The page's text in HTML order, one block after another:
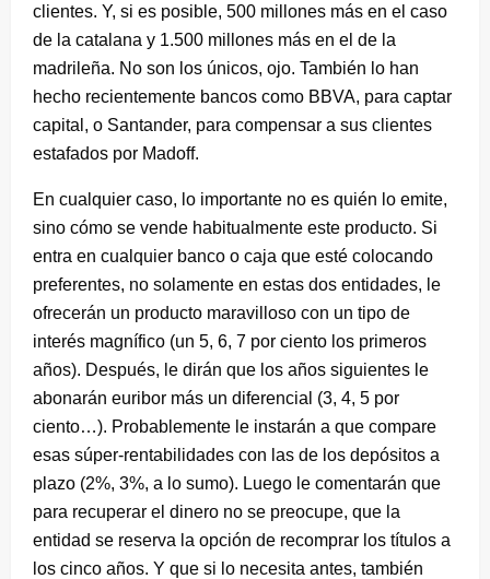
clientes. Y, si es posible, 500 millones más en el caso
de la catalana y 1.500 millones más en el de la
madrileña. No son los únicos, ojo. También lo han
hecho recientemente bancos como BBVA, para captar
capital, o Santander, para compensar a sus clientes
estafados por Madoff.
En cualquier caso, lo importante no es quién lo emite,
sino cómo se vende habitualmente este producto. Si
entra en cualquier banco o caja que esté colocando
preferentes, no solamente en estas dos entidades, le
ofrecerán un producto maravilloso con un tipo de
interés magnífico (un 5, 6, 7 por ciento los primeros
años). Después, le dirán que los años siguientes le
abonarán euribor más un diferencial (3, 4, 5 por
ciento…). Probablemente le instarán a que compare
esas súper-rentabilidades con las de los depósitos a
plazo (2%, 3%, a lo sumo). Luego le comentarán que
para recuperar el dinero no se preocupe, que la
entidad se reserva la opción de recomprar los títulos a
los cinco años. Y que si lo necesita antes, también